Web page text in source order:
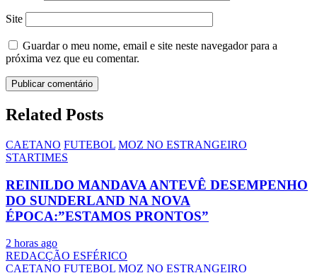
Site
Guardar o meu nome, email e site neste navegador para a
próxima vez que eu comentar.
Related Posts
CAETANO FUTEBOL MOZ NO ESTRANGEIRO
STARTIMES
REINILDO MANDAVA ANTEVÊ DESEMPENHO
DO SUNDERLAND NA NOVA
ÉPOCA:”ESTAMOS PRONTOS”
2 horas ago
REDACÇÃO ESFÉRICO
CAETANO FUTEBOL MOZ NO ESTRANGEIRO